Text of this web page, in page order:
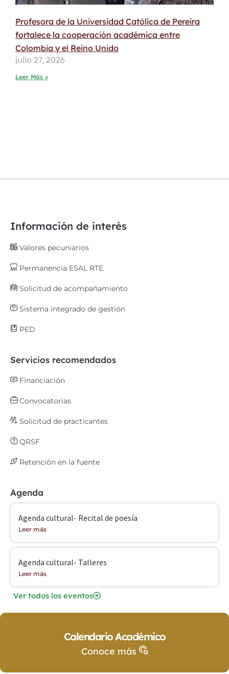
Profesora de la Universidad Católica de Pereira
fortalece la cooperación académica entre
Colombia y el Reino Unido
julio 27, 2026
Leer Más »
Información de interés
Valores pecuniarios
Permanencia ESAL RTE
Solicitud de acompañamiento
Sistema integrado de gestión
PED
Servicios recomendados
Financiación
Convocatorias
Solicitud de practicantes
QRSF
Retención en la fuente
Agenda
Agenda cultural- Recital de poesía
Leer más
Agenda cultural- Talleres
Leer más
Ver todos los eventos
Calendario Académico
Conoce más